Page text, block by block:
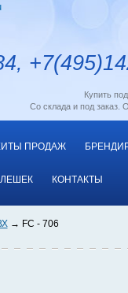
Купить
Со склада и под заказ.
ПРОДАЖ
КОНТАКТЫ
FC - 706